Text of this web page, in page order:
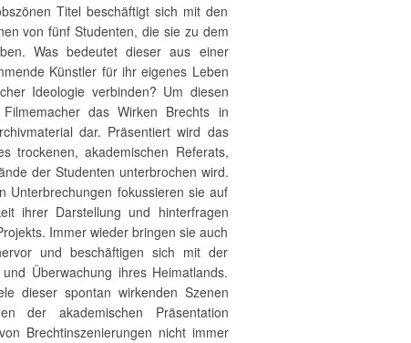
Titel beschäftigt sich mit den
von fünf Studenten, die sie zu dem
Was bedeutet dieser aus einer
Künstler für ihr eigenes Leben
Ideologie verbinden? Um diesen
das Wirken Brechts in
dar. Präsentiert wird das
trockenen, akademischen Referats,
der Studenten unterbrochen wird.
Unterbrechungen fokussieren sie auf
ihrer Darstellung und hinterfragen
Immer wieder bringen sie auch
und beschäftigen sich mit der
Überwachung ihres Heimatlands.
dieser spontan wirkenden Szenen
der akademischen Präsentation
Brechtinszenierungen nicht immer